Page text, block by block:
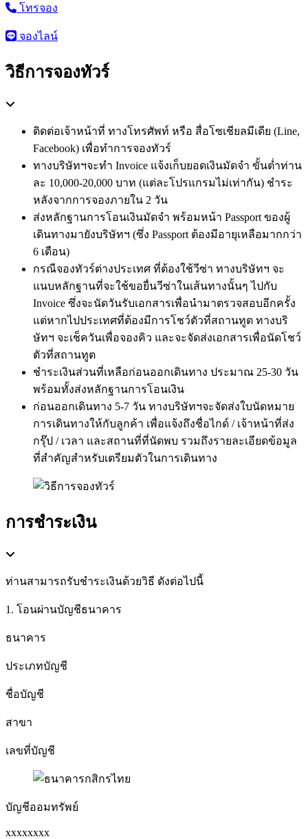
โทรจอง
จองไลน์
วิธีการจองทัวร์
ติดต่อเจ้าหน้าที่ ทางโทรศัพท์ หรือ สื่อโซเชียลมีเดีย (Line,
Facebook) เพื่อทำการจองทัวร์
ทางบริษัทฯจะทำ Invoice แจ้งเก็บยอดเงินมัดจำ ขั้นต่ำท่าน
ละ 10,000-20,000 บาท (แต่ละโปรแกรมไม่เท่ากัน) ชำระ
หลังจากการจองภายใน 2 วัน
ส่งหลักฐานการโอนเงินมัดจำ พร้อมหน้า Passport ของผู้
เดินทางมายังบริษัทฯ (ซึ่ง Passport ต้องมีอายุเหลือมากกว่า
6 เดือน)
กรณีจองทัวร์ต่างประเทศ ที่ต้องใช้วีซ่า ทางบริษัทฯ จะ
แนบหลักฐานที่จะใช้ขอยื่นวีซ่าในเส้นทางนั้นๆ ไปกับ
Invoice ซึ่งจะนัดวันรับเอกสารเพื่อนำมาตรวจสอบอีกครั้ง
แต่หากไปประเทศที่ต้องมีการโชว์ตัวที่สถานทูต ทางบริ
ษัทฯ จะเช็ควันเพื่อจองคิว และจะจัดส่งเอกสารเพื่อนัดโชว์
ตัวที่สถานทูต
ชำระเงินส่วนที่เหลือก่อนออกเดินทาง ประมาณ 25-30 วัน
พร้อมทั้งส่งหลักฐานการโอนเงิน
ก่อนออกเดินทาง 5-7 วัน ทางบริษัทฯจะจัดส่งใบนัดหมาย
การเดินทางให้กับลูกค้า เพื่อแจ้งถึงชื่อไกด์ / เจ้าหน้าที่ส่ง
กรุ๊ป / เวลา และสถานที่ที่นัดพบ รวมถึงรายละเอียดข้อมูล
ที่สำคัญสำหรับเตรียมตัวในการเดินทาง
การชำระเงิน
ท่านสามารถรับชำระเงินด้วยวิธี ดังต่อไปนี้
1. โอนผ่านบัญชีธนาคาร
ธนาคาร
ประเภทบัญชี
ชื่อบัญชี
สาขา
เลขที่บัญชี
บัญชีออมทรัพย์
xxxxxxxx